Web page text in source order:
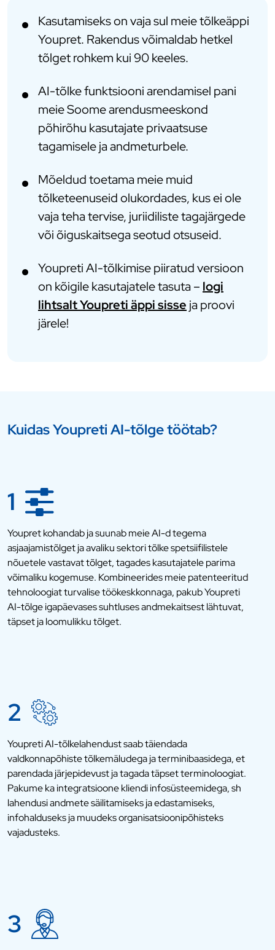
Kasutamiseks on vaja sul meie tõlkeäppi
Youpret. Rakendus võimaldab hetkel
tõlget rohkem kui 90 keeles.
AI-tõlke funktsiooni arendamisel pani
meie Soome arendusmeeskond
põhirõhu kasutajate privaatsuse
tagamisele ja andmeturbele.
Mõeldud toetama meie muid
tõlketeenuseid olukordades, kus ei ole
vaja teha tervise, juriidiliste tagajärgede
või õiguskaitsega seotud otsuseid.
Youpreti AI-tõlkimise piiratud versioon
on kõigile kasutajatele tasuta – logi
lihtsalt Youpreti äppi sisse ja proovi
järele!
Kuidas Youpreti AI-tõlge töötab?
1
Youpret kohandab ja suunab meie AI-d tegema
asjaajamistõlget ja avaliku sektori tõlke spetsiifilistele
nõuetele vastavat tõlget, tagades kasutajatele parima
võimaliku kogemuse. Kombineerides meie patenteeritud
tehnoloogiat turvalise töökeskkonnaga, pakub Youpreti
AI-tõlge igapäevases suhtluses andmekaitsest lähtuvat,
täpset ja loomulikku tõlget.
2
Youpreti AI-tõlkelahendust saab täiendada
valdkonnapõhiste tõlkemäludega ja terminibaasidega, et
parendada järjepidevust ja tagada täpset terminoloogiat.
Pakume ka integratsioone kliendi infosüsteemidega, sh
lahendusi andmete säilitamiseks ja edastamiseks,
infohalduseks ja muudeks organisatsioonipõhisteks
vajadusteks.
3